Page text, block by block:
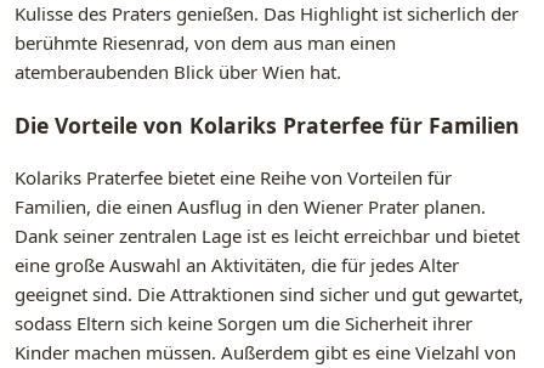
Kulisse des Praters genießen. Das Highlight ist sicherlich der
berühmte Riesenrad, von dem aus man einen
atemberaubenden Blick über Wien hat.
Die Vorteile von Kolariks Praterfee für Familien
Kolariks Praterfee bietet eine Reihe von Vorteilen für
Familien, die einen Ausflug in den Wiener Prater planen.
Dank seiner zentralen Lage ist es leicht erreichbar und bietet
eine große Auswahl an Aktivitäten, die für jedes Alter
geeignet sind. Die Attraktionen sind sicher und gut gewartet,
sodass Eltern sich keine Sorgen um die Sicherheit ihrer
Kinder machen müssen. Außerdem gibt es eine Vielzahl von